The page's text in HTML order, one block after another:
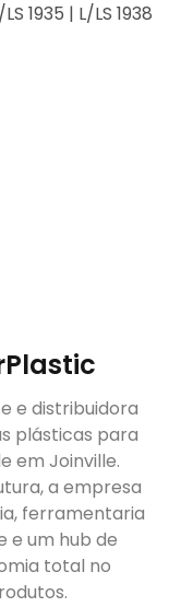
1935 | L/LS 1938
e distribuidora
plásticas para
em Joinville.
a empresa
ferramentaria
e um hub de
total no